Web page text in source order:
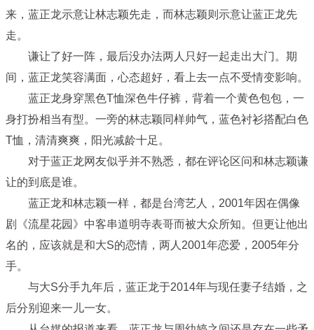
来，蓝正龙示意让林志颖先走，而林志颖则示意让蓝正龙先
走。
谦让了好一阵，最后没办法两人只好一起走出大门。期
间，蓝正龙笑容满面，心态超好，看上去一点不受情变影响。
蓝正龙身穿黑色T恤深色牛仔裤，背着一个黄色包包，一
身打扮相当有型。一旁的林志颖同样帅气，蓝色衬衫搭配白色
T恤，清清爽爽，阳光减龄十足。
对于蓝正龙网友似乎并不熟悉，都在评论区问和林志颖谦
让的到底是谁。
蓝正龙和林志颖一样，都是台湾艺人，2001年因在偶像
剧《流星花园》中客串道明寺表哥而被大众所知。但更让他出
名的，应该就是和大S的恋情，两人2001年恋爱，2005年分
手。
与大S分手九年后，蓝正龙于2014年与现任妻子结婚，之
后分别迎来一儿一女。